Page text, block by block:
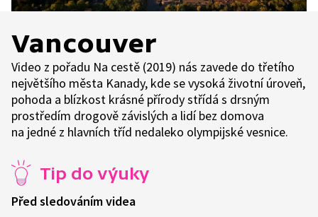
Vancouver
Video z pořadu Na cestě (2019) nás zavede do třetího
největšího města Kanady, kde se vysoká životní úroveň,
pohoda a blízkost krásné přírody střídá s drsným
prostředím drogově závislých a lidí bez domova
na jedné z hlavních tříd nedaleko olympijské vesnice.
Tip do výuky
Před sledováním videa